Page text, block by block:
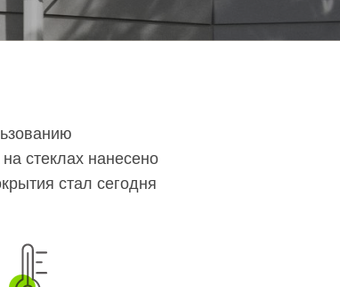
стеклах нанесено
стал сегодня